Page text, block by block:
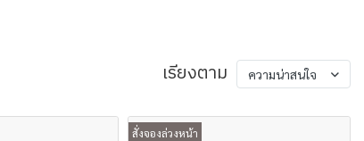
เรียงตาม ความน่าสนใจ
สั่งจองล่วงหน้า